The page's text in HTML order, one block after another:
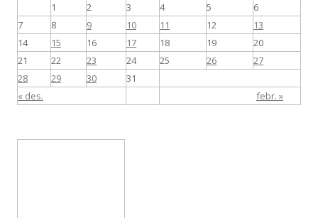
« des. febr. »
1 2 3 4 5
6
7
8 9 10 11 12
13
14
15 16 17 18 19
20
21
22 23 24 25 26
27
28
29 30 31